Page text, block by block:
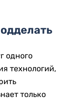
одного
технологий,
только